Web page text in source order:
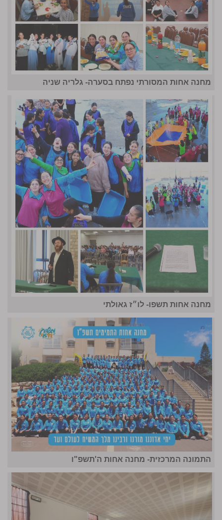
מחנה אחות המסורתי נפתח בסערה- גלריה שניה
מחנה אחות תשפו- לו״ז גאולתי
התמונה המרכזית- מחנה אחות ה'תשפ"ו